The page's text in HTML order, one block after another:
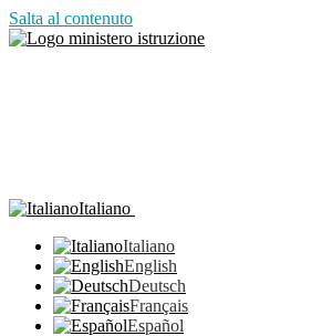
Salta al contenuto
Italiano
Italiano
English
Deutsch
Français
Español